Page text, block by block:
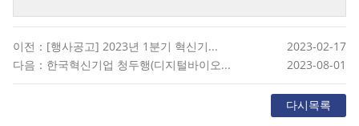
이전：[행사공고] 2023년 1분기 혁신기...
2023-02-17
다음：한국혁신기업 청두행(디지털바이오...
2023-08-01
다시목록